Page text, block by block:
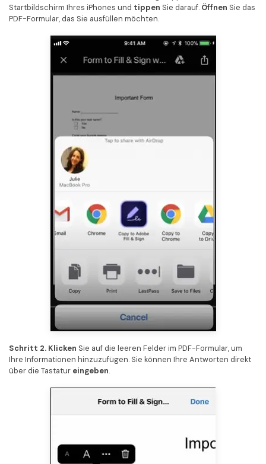
Startbildschirm Ihres iPhones und tippen Sie darauf. Öffnen Sie das
PDF-Formular, das Sie ausfüllen möchten.
Schritt 2. Klicken Sie auf die leeren Felder im PDF-Formular, um
Ihre Informationen hinzuzufügen. Sie können Ihre Antworten direkt
über die Tastatur eingeben.